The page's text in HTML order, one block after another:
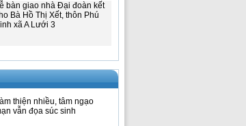
bàn giao nhà Đại đoàn kết
Bà Hồ Thị Xết, thôn Phú
xã A Lưới 3
thiện nhiều, tâm ngạo
vẫn đọa súc sinh